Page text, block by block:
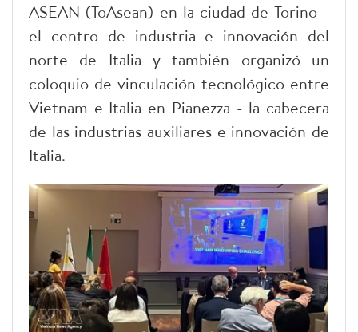
ASEAN (ToAsean) en la ciudad de Torino -
el centro de industria e innovación del
norte de Italia y también organizó un
coloquio de vinculación tecnológico entre
Vietnam e Italia en Pianezza - la cabecera
de las industrias auxiliares e innovación de
Italia.